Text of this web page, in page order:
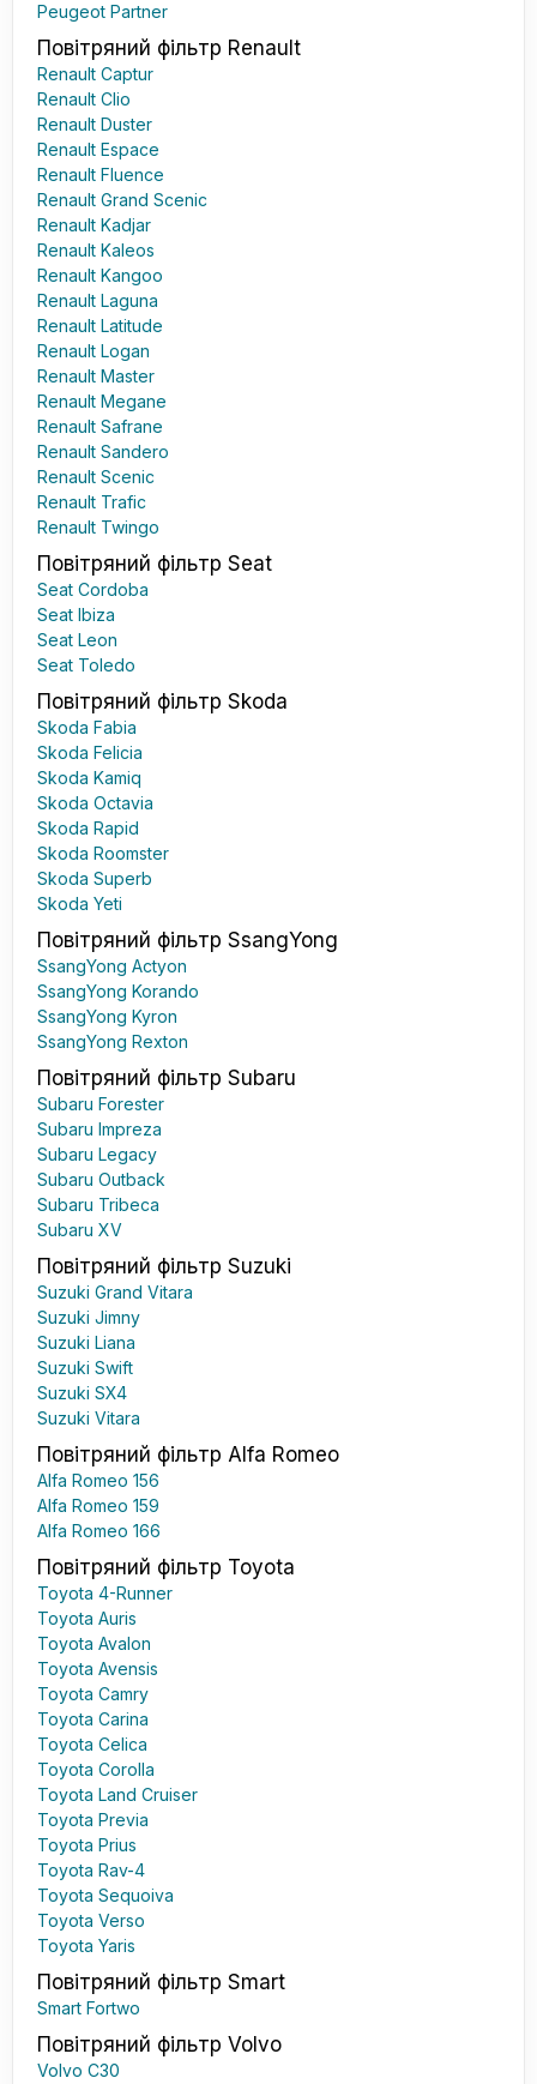
Peugeot Partner
Повітряний фільтр Renault
Renault Captur
Renault Clio
Renault Duster
Renault Espace
Renault Fluence
Renault Grand Scenic
Renault Kadjar
Renault Kaleos
Renault Kangoo
Renault Laguna
Renault Latitude
Renault Logan
Renault Master
Renault Megane
Renault Safrane
Renault Sandero
Renault Scenic
Renault Trafic
Renault Twingo
Повітряний фільтр Seat
Seat Cordoba
Seat Ibiza
Seat Leon
Seat Toledo
Повітряний фільтр Skoda
Skoda Fabia
Skoda Felicia
Skoda Kamiq
Skoda Octavia
Skoda Rapid
Skoda Roomster
Skoda Superb
Skoda Yeti
Повітряний фільтр SsangYong
SsangYong Actyon
SsangYong Korando
SsangYong Kyron
SsangYong Rexton
Повітряний фільтр Subaru
Subaru Forester
Subaru Impreza
Subaru Legacy
Subaru Outback
Subaru Tribeca
Subaru XV
Повітряний фільтр Suzuki
Suzuki Grand Vitara
Suzuki Jimny
Suzuki Liana
Suzuki Swift
Suzuki SX4
Suzuki Vitara
Повітряний фільтр Alfa Romeo
Alfa Romeo 156
Alfa Romeo 159
Alfa Romeo 166
Повітряний фільтр Toyota
Toyota 4-Runner
Toyota Auris
Toyota Avalon
Toyota Avensis
Toyota Camry
Toyota Carina
Toyota Celica
Toyota Corolla
Toyota Land Cruiser
Toyota Previa
Toyota Prius
Toyota Rav-4
Toyota Sequoiva
Toyota Verso
Toyota Yaris
Повітряний фільтр Smart
Smart Fortwo
Повітряний фільтр Volvo
Volvo C30